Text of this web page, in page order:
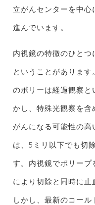
立がんセンターを中
進んでいます。
内視鏡の特徴のひと
ということがありま
のポリーは経過観察と
かし、特殊光観察を含
がんになる可能性の
は、5ミリ以下でも切
す。内視鏡でポリープ
により切除と同時に止
しかし、最新のコール